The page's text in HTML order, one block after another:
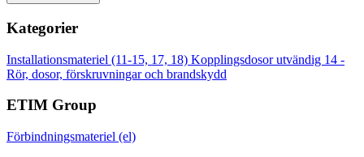
Kategorier
Installationsmateriel (11-15, 17, 18) Kopplingsdosor utvändig 14 -
Rör, dosor, förskruvningar och brandskydd
ETIM Group
Förbindningsmateriel (el)